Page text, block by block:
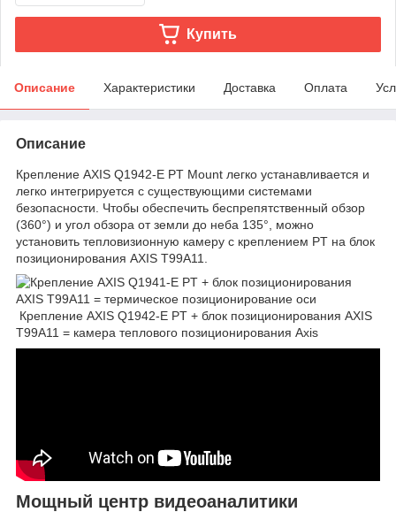
Купить
Описание Характеристики Доставка Оплата
Описание
Крепление AXIS Q1942-E PT Mount легко устанавливается и
легко интегрируется с существующими системами
безопасности. Чтобы обеспечить беспрепятственный обзор
(360°) и угол обзора от земли до неба 135°, можно
установить тепловизионную камеру с креплением PT на блок
позиционирования AXIS T99A11.
Крепление AXIS Q1942-E PT + блок позиционирования AXIS
T99A11 = камера теплового позиционирования Axis
Мощный центр видеоаналитики